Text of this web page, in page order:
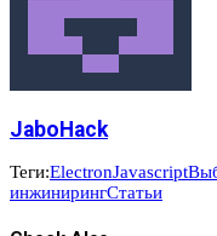
JaboHack
Теги:ElectronJavascript
инжинирингСтатьи